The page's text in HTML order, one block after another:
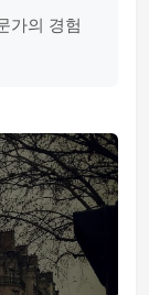
가의 경험